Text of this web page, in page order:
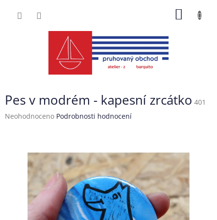
Pes v modrém - kapesní zrcátko 401
Průměrné
hvězdiček.
Neohodnoceno Podrobnosti hodnocení